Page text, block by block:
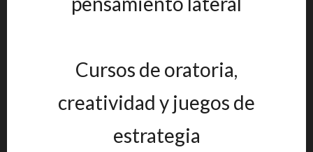
Cursos de oratoria,
creatividad y juegos de
estrategia